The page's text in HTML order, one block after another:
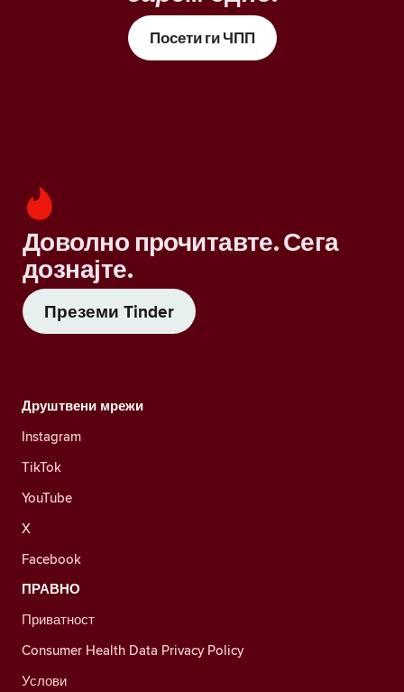
Посети ги ЧПП
Доволно прочитавте. Сега
дознајте.
Преземи Tinder
Друштвени мрежи
Instagram
TikTok
YouTube
X
Facebook
ПРАВНО
Приватност
Consumer Health Data Privacy Policy
Услови